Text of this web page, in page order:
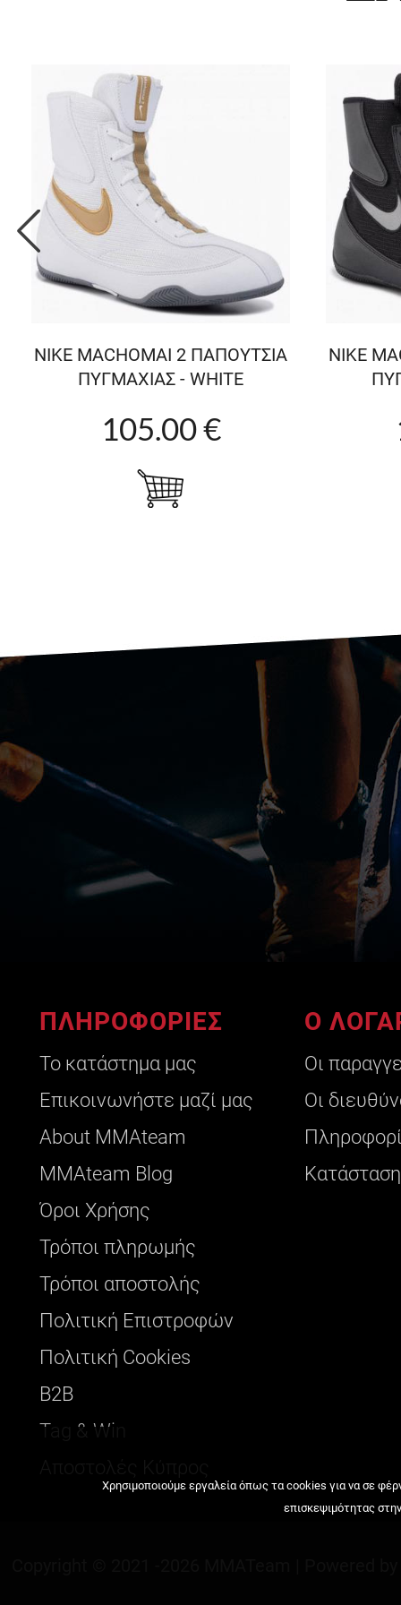
NIKE MACHOMAI 2 ΠΑΠΟΥΤΣΙΑ
ΠΥΓΜΑΧΙΑΣ - WHITE
105.00 €
NIKE
ΠΛΗΡΟΦΟΡΙΕΣ
Το κατάστημα μας
Επικοινωνήστε μαζί μας
About ΜΜΑteam
ΜΜΑteam Blog
Όροι Χρήσης
Τρόποι πληρωμής
Τρόποι αποστολής
Πολιτική Επιστροφών
Πολιτική Cookies
B2B
Tag & Win
Ο
Οι
Οι
Χρησιμοποιούμε εργαλεία όπως τα cookies για να σε
επισκεψιμότητας